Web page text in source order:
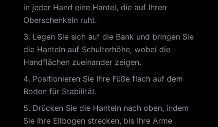
in jeder Hand eine Hantel, die auf Ihren
Oberschenkeln ruht.
Legen Sie sich auf die Bank und bringen Sie
die Hanteln auf Schulterhöhe, wobei die
Handflächen zueinander zeigen.
Positionieren Sie Ihre Füße flach auf dem
Boden für Stabilität.
Drücken Sie die Hanteln nach oben, indem
Sie Ihre Ellbogen strecken, bis Ihre Arme